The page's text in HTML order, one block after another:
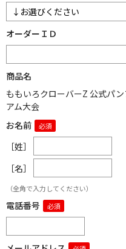
オーダーＩＤ
商品名
ももいろクローバーZ 公式パ
アム大会
お名前
［姓］
［名］
（全角で入力してください）
電話番号